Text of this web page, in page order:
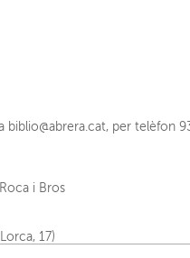
per telèfon
i Bros
17)